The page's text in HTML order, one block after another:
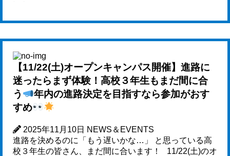
【11/22(土)オープンキャンパス開催】進路に
迷ったらまず体験！高校３年生もまだ間に合
う
年内の進路決定を目指すなら参加がおす
すめ
2025年11月10日 NEWS＆EVENTS
進路を決めるのに「もう遅いかな…」 と思っている高
校３年生の皆さん、まだ間に合います！ 11/22(土)のオ